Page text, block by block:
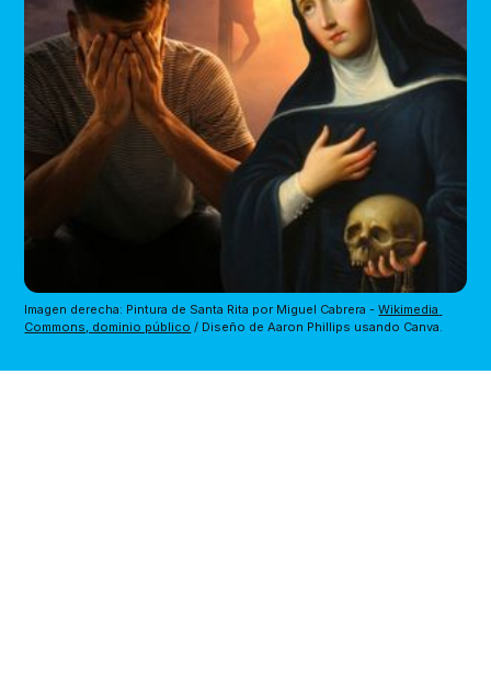
Imagen derecha: Pintura de Santa Rita por Miguel Cabrera - Wikimedia
Commons, dominio público / Diseño de Aaron Phillips usando Canva.